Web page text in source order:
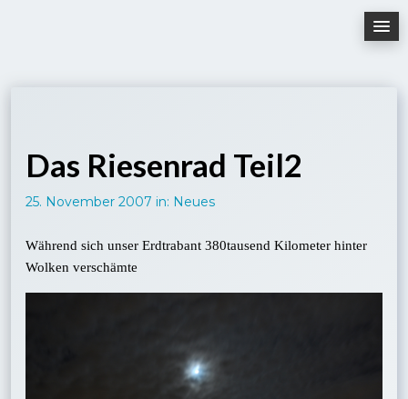
Das Riesenrad Teil2
25. November 2007 in: Neues
Während sich unser Erdtrabant 380tausend Kilometer hinter
Wolken verschämte